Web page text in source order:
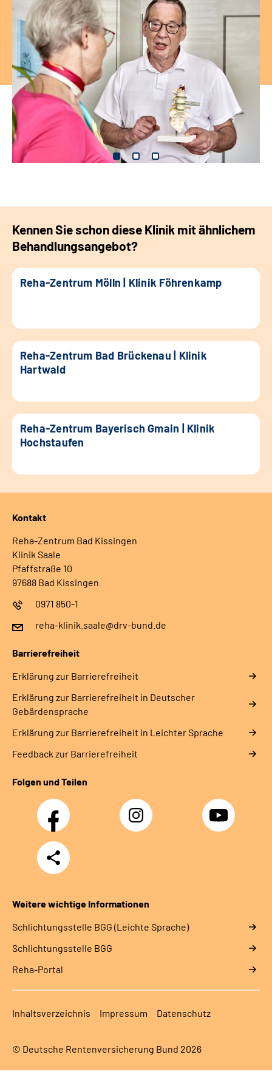
Kennen Sie schon diese Klinik mit ähnlichem
Behandlungsangebot?
Reha-Zentrum Mölln | Klinik Föhrenkamp
Reha-Zentrum Bad Brückenau | Klinik
Hartwald
Reha-Zentrum Bayerisch Gmain | Klinik
Hochstaufen
Kontakt
Reha-Zentrum Bad Kissingen
Klinik Saale
Pfaffstraße 10
97688 Bad Kissingen
0971 850-1
reha-klinik.saale@drv-bund.de
Barrierefreiheit
Erklärung zur Barrierefreiheit
Erklärung zur Barrierefreiheit in Deutscher
Gebärdensprache
Erklärung zur Barrierefreiheit in Leichter Sprache
Feedback zur Barrierefreiheit
Folgen und Teilen
Facebook Instagram YouTube
Teilen
Weitere wichtige Informationen
Schlich­tungs­stel­le BGG (Leichte Sprache)
Schlich­tungs­stel­le BGG
Reha-Portal
Inhaltsverzeichnis Impressum Datenschutz
© Deutsche Rentenversicherung Bund 2026